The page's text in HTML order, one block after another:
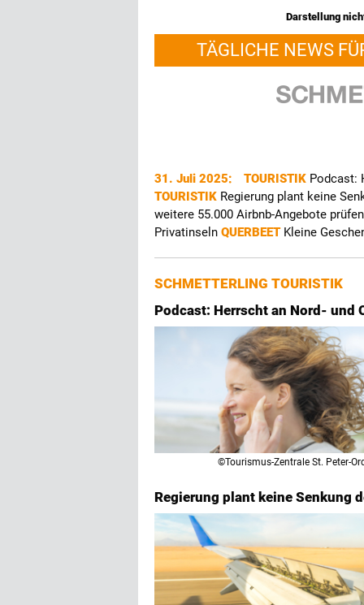
Darstellung
TÄGLICHE NEWS
31. Juli 2025: TOURISTIK Podcast:
TOURISTIK Regierung plant keine
weitere 55.000 Airbnb-Angebote
Privatinseln QUERBEET Kleine
SCHMETTERLING TOURISTIK
Podcast: Herrscht an Nord- und
©Tourismus-Zentrale St. Peter-
Regierung plant keine Senkung